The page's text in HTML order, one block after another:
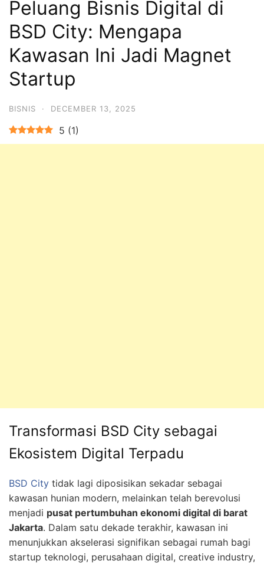
Peluang Bisnis Digital di
BSD City: Mengapa
Kawasan Ini Jadi Magnet
Startup
BISNIS · DECEMBER 13, 2025
5 (1)
Transformasi BSD City sebagai
Ekosistem Digital Terpadu
BSD City tidak lagi diposisikan sekadar sebagai
kawasan hunian modern, melainkan telah berevolusi
menjadi pusat pertumbuhan ekonomi digital di barat
Jakarta. Dalam satu dekade terakhir, kawasan ini
menunjukkan akselerasi signifikan sebagai rumah bagi
startup teknologi, perusahaan digital, creative industry,